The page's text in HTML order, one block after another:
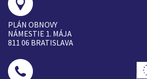
PLÁN OBNOVY
NÁMESTIE 1. MÁJA
811 06 BRATISLAVA